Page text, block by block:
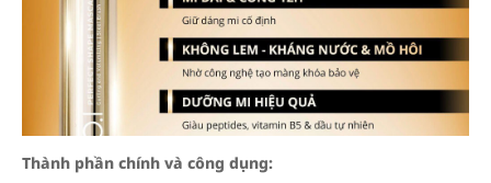
Thành phần chính và công dụng: